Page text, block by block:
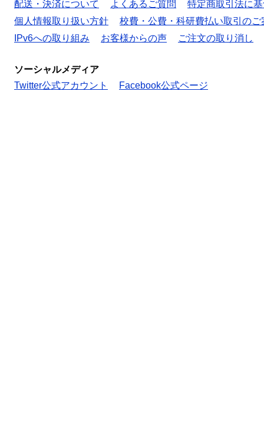
配送・決済について よくあるご質問
特定商取引法に
個人情報取り扱い方針
校費・公費・科研費払い取引のご
IPv6への取り組み
お客様からの声 ご注文の取り消し
ソーシャルメディア
Twitter公式アカウント
Facebook公式ページ